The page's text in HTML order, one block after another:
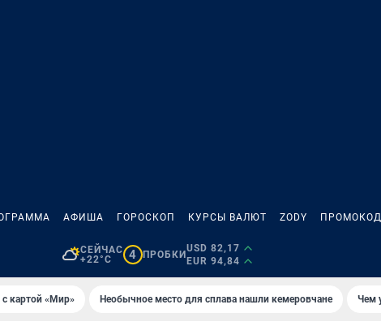
АФИША ГОРОСКОП КУРСЫ ВАЛЮТ ZODY
СЕЙЧАС
+22°C
4 ПРОБКИ
USD 82,17
EUR 94,84
картой «Мир» Необычное место для сплава нашли кемеровчане Чем